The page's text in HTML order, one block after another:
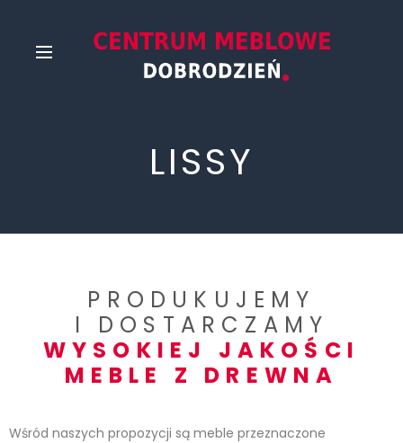
LISSY
PRODUKUJEMY
I DOSTARCZAMY
WYSOKIEJ JAKOŚCI
MEBLE Z DREWNA
Wśród naszych propozycji są meble przeznaczone